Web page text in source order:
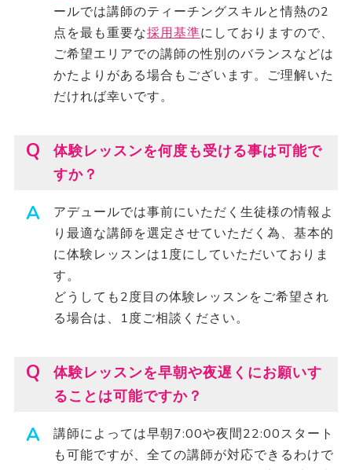
ールでは講師のティーチングスキルと情熱の2
点を最も重要な採用基準にしておりますので、
ご希望エリアでの講師の性別のバランスなどは
かたよりがある場合もございます。ご理解いた
だければ幸いです。
体験レッスンを何度も受ける事は可能で
すか？
アデュールでは事前にいただく生徒様の情報よ
り最適な講師を選定させていただく為、基本的
に体験レッスンは1度にしていただいておりま
す。
どうしても2度目の体験レッスンをご希望され
る場合は、1度ご相談ください。
体験レッスンを早朝や夜遅くにお願いす
ることは可能ですか？
講師によっては早朝7:00や夜間22:00スタート
も可能ですが、全ての講師が対応できるわけで